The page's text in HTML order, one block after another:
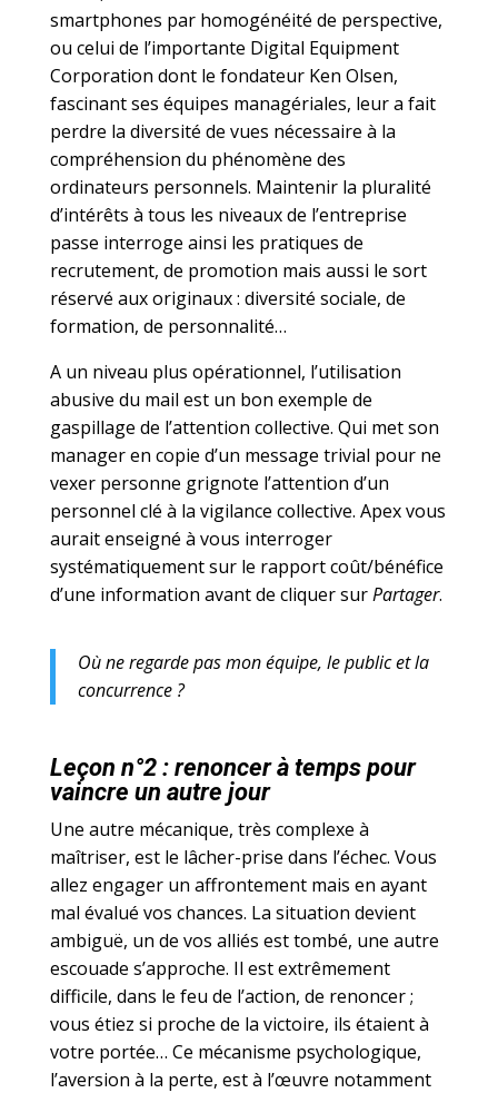
smartphones par homogénéité de perspective,
ou celui de l’importante Digital Equipment
Corporation dont le fondateur Ken Olsen,
fascinant ses équipes managériales, leur a fait
perdre la diversité de vues nécessaire à la
compréhension du phénomène des
ordinateurs personnels. Maintenir la pluralité
d’intérêts à tous les niveaux de l’entreprise
passe interroge ainsi les pratiques de
recrutement, de promotion mais aussi le sort
réservé aux originaux : diversité sociale, de
formation, de personnalité…
A un niveau plus opérationnel, l’utilisation
abusive du mail est un bon exemple de
gaspillage de l’attention collective. Qui met son
manager en copie d’un message trivial pour ne
vexer personne grignote l’attention d’un
personnel clé à la vigilance collective. Apex vous
aurait enseigné à vous interroger
systématiquement sur le rapport coût/bénéfice
d’une information avant de cliquer surPartager.
Où ne regarde pas mon équipe, le public et la
concurrence ?
Leçon n°2 : renoncer à temps pour
vaincre un autre jour
Une autre mécanique, très complexe à
maîtriser, est le lâcher-prise dans l’échec. Vous
allez engager un affrontement mais en ayant
mal évalué vos chances. La situation devient
ambiguë, un de vos alliés est tombé, une autre
escouade s’approche. Il est extrêmement
difficile, dans le feu de l’action, de renoncer ;
vous étiez si proche de la victoire, ils étaient à
votre portée… Ce mécanisme psychologique,
l’aversion à la perte, est à l’œuvre notamment